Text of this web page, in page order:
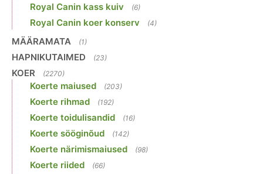
Royal Canin kass kuiv (6)
Royal Canin koer konserv (4)
MÄÄRAMATA (1)
HAPNIKUTAIMED (23)
KOER (2270)
Koerte maiused (203)
Koerte rihmad (192)
Koerte toidulisandid (16)
Koerte sööginõud (142)
Koerte närimismaiused (98)
Koerte riided (66)